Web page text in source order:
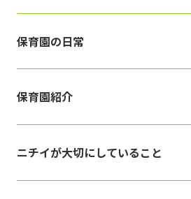
保育園の日常
保育園紹介
ニチイが大切にしていること